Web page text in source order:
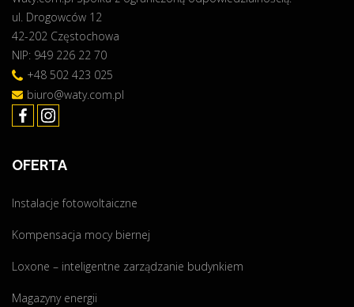
ul. Drogowców 12
42-202 Częstochowa
NIP: 949 226 22 70
+48 502 423 025
biuro@waty.com.pl
OFERTA
Instalacje fotowoltaiczne
Kompensacja mocy biernej
Loxone – inteligentne zarządzanie budynkiem
Magazyny energii